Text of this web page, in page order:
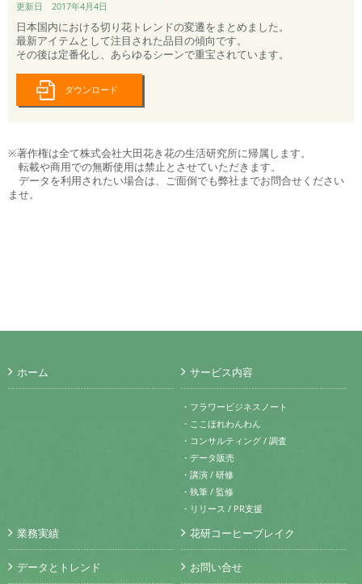
更新日 2017年4月4日
日本国内における切り花トレンドの変遷をまとめました。
最新アイテムとして注目された品目の傾向です。
その後は定番化し、あらゆるシーンで重宝されています。
ダウンロード
※著作権は全て株式会社大田花き花の生活研究所に帰属します。
転載や商用での無断使用は禁止とさせていただきます。
データを利用されたい場合は、ご面倒でも弊社までお問合せください
ませ。
ホーム サービス内容
・フラワービジネスノート
・ここほれわんわん
・コンサルティング / 調査
・データ販売
・講演 / 研修
・執筆 / 監修
・リリース / PR支援
業務実績
データとトレンド
花研コーヒーブレイク
お問い合せ